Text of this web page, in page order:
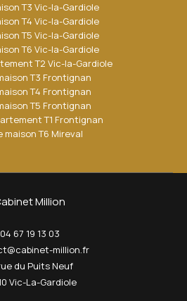
T3 Vic-la-Gardiole
T4 Vic-la-Gardiole
T5 Vic-la-Gardiole
T6 Vic-la-Gardiole
T2 Vic-la-Gardiole
T3 Frontignan
T4 Frontignan
T5 Frontignan
T1 Frontignan
maison T6 Mireval
Million
04 67 19 13 03
million.fr
du Puits Neuf
Vic-La-Gardiole